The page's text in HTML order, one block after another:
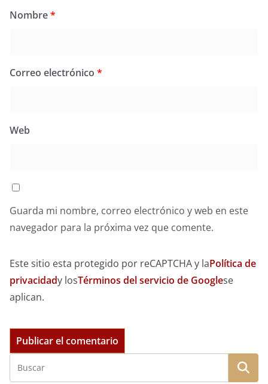
Nombre*
Correo electrónico *
Web
Guarda mi nombre, correo electrónico y web en este
navegador para la próxima vez que comente.
Este sitio esta protegido por reCAPTCHA y laPolítica de
privacidady losTérminos del servicio de Googlese
aplican.